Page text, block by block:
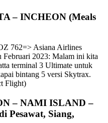
– INCHEON (Meals
762=> Asiana Airlines
Februari 2023: Malam ini kita
terminal 3 Ultimate untuk
bintang 5 versi Skytrax.
Flight)
– NAMI ISLAND –
Pesawat, Siang,